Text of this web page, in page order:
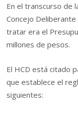
En el transcurso de
Concejo
tratar era el
millones de pesos.
El HCD está citado
que establece el
siguientes: